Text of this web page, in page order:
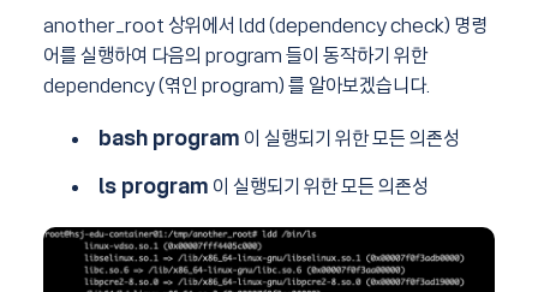
another_root 상위에서 ldd (dependency check) 명령
어를 실행하여 다음의 program 들이 동작하기 위한
dependency (엮인 program) 를 알아보겠습니다.
bash program 이 실행되기 위한 모든 의존성
ls program 이 실행되기 위한 모든 의존성